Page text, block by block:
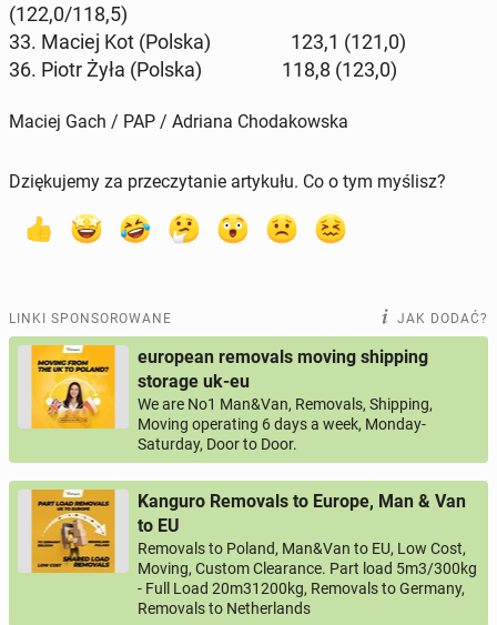
(122,0/118,5)
33. Maciej Kot (Polska) 123,1 (121,0)
36. Piotr Żyła (Polska) 118,8 (123,0)
Maciej Gach / PAP / Adriana Chodakowska
Dziękujemy za przeczytanie artykułu. Co o tym myślisz?
LINKI SPONSOROWANE JAK DODAĆ?
european removals moving shipping
storage uk-eu
We are No1 Man&Van, Removals, Shipping,
Moving operating 6 days a week, Monday-
Saturday, Door to Door.
Kanguro Removals to Europe, Man & Van
to EU
Removals to Poland, Man&Van to EU, Low Cost,
Moving, Custom Clearance. Part load 5m3/300kg
- Full Load 20m31200kg, Removals to Germany,
Removals to Netherlands